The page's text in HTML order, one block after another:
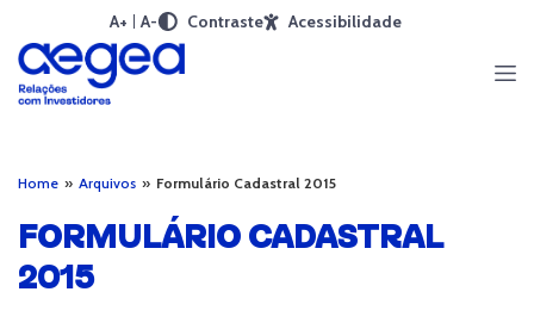
A+ A- Contraste Acessibilidade
Home » Arquivos » Formulário Cadastral 2015
FORMULÁRIO CADASTRAL
2015